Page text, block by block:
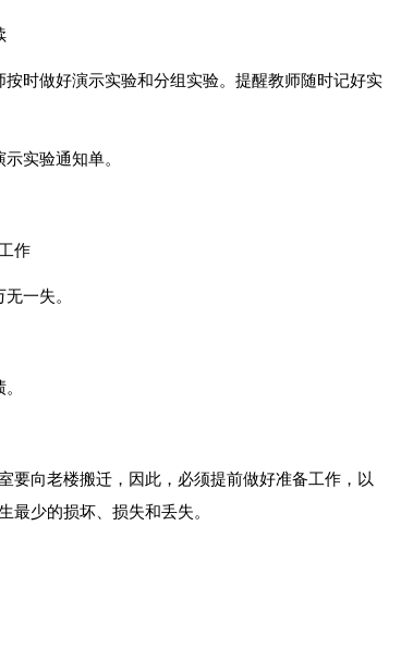
时做好演示实验和分组实验。提醒教师随时记好实
实验通知单。
作
一失。
要向老楼搬迁，因此，必须提前做好准备工作，以
最少的损坏、损失和丢失。